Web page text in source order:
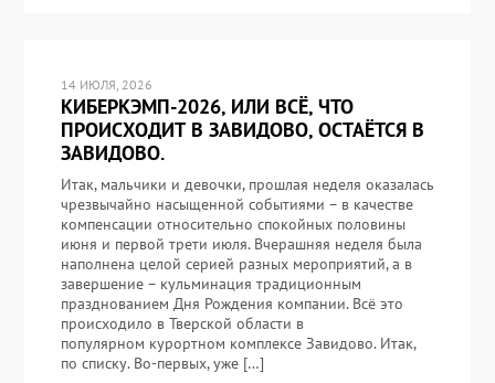
14 ИЮЛЯ, 2026
КИБЕРКЭМП-2026, ИЛИ ВСЁ, ЧТО
ПРОИСХОДИТ В ЗАВИДОВО, ОСТАЁТСЯ В
ЗАВИДОВО.
Итак, мальчики и девочки, прошлая неделя оказалась
чрезвычайно насыщенной событиями – в качестве
компенсации относительно спокойных половины
июня и первой трети июля. Вчерашняя неделя была
наполнена целой серией разных мероприятий, а в
завершение – кульминация традиционным
празднованием Дня Рождения компании. Всё это
происходило в Тверской области в
популярном курортном комплексе Завидово. Итак,
по списку. Во-первых, уже […]